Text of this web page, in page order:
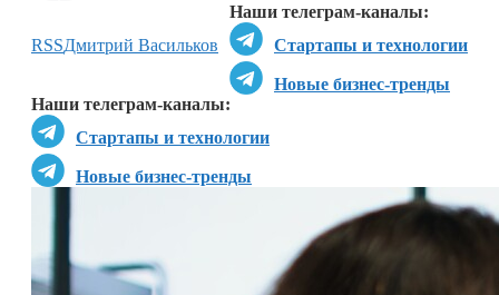
Наши телеграм-каналы:
Стартапы и технологии
Новые бизнес-тренды
Наши телеграм-каналы:
Стартапы и технологии
Новые бизнес-тренды
RSSДмитрий Васильков